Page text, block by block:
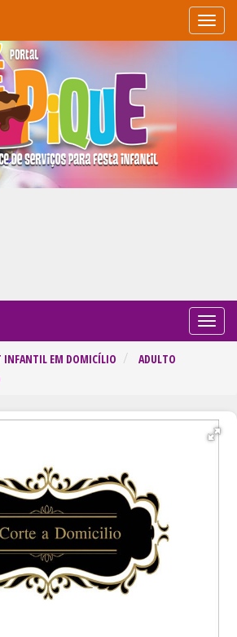
Portal
É
por
INFANTIL EM DOMICÍLIO
ADULTO